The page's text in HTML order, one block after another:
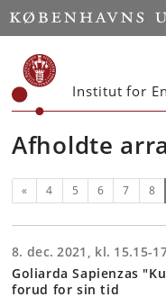
Start
Institut for
Afholdte
Forrige
« 4 5 6 7 8
8. dec. 2021, kl. 15.15-
Goliarda Sapienzas
forud for sin tid